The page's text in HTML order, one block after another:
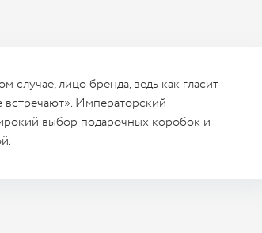
случае, лицо бренда, ведь как гласит
встречают». Императорский
выбор подарочных коробок и